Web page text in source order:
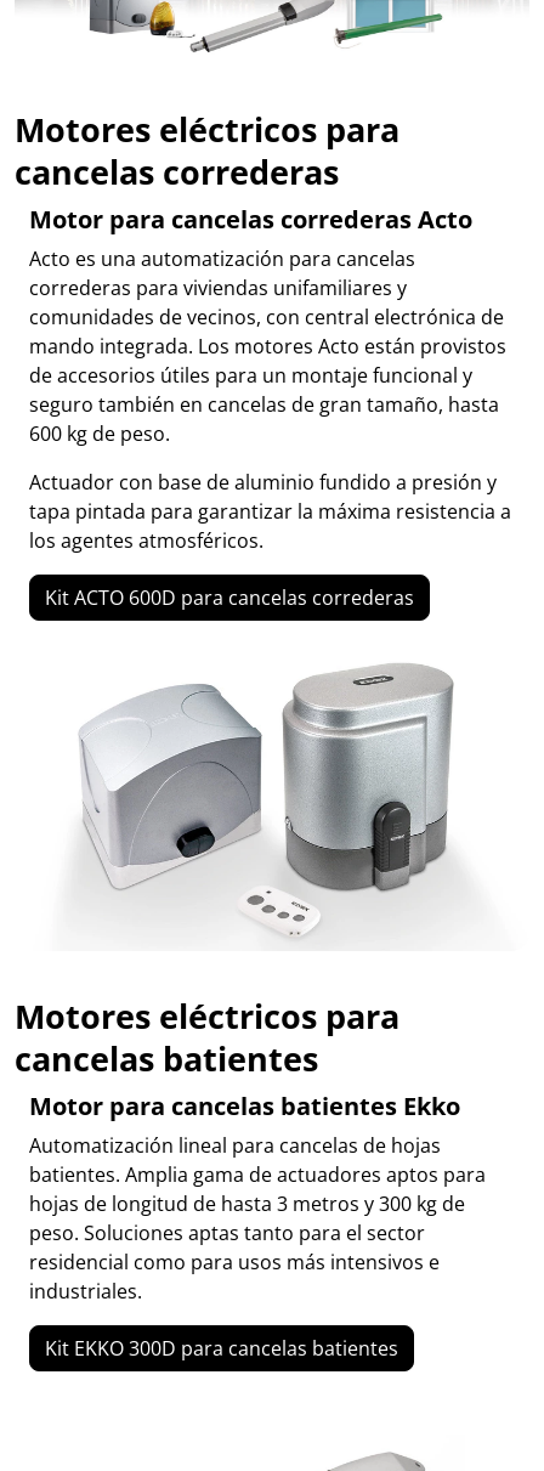
Motores eléctricos para
cancelas correderas
Motor para cancelas correderas Acto
Acto es una automatización para cancelas
correderas para viviendas unifamiliares y
comunidades de vecinos, con central electrónica de
mando integrada. Los motores Acto están provistos
de accesorios útiles para un montaje funcional y
seguro también en cancelas de gran tamaño, hasta
600 kg de peso.
Actuador con base de aluminio fundido a presión y
tapa pintada para garantizar la máxima resistencia a
los agentes atmosféricos.
Kit ACTO 600D para cancelas correderas
Motores eléctricos para
cancelas batientes
Motor para cancelas batientes Ekko
Automatización lineal para cancelas de hojas
batientes. Amplia gama de actuadores aptos para
hojas de longitud de hasta 3 metros y 300 kg de
peso. Soluciones aptas tanto para el sector
residencial como para usos más intensivos e
industriales.
Kit EKKO 300D para cancelas batientes